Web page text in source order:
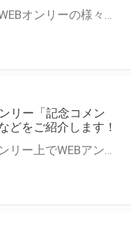
とらのあなでは、WEBオンリーの様々な支援を実施しています。 今回は2021年9月に実装を予定しているアップデート情報についてご紹介いたします。 とらのあなWEBオンリーサイトはこちら
リー「記念コメン
どをご紹介します！
とらのあなWEBオンリー上でWEBアンソロジーが作成できる「記念コメント」について、その使い方や作成手順を解説します！ 支援タイプを「サークル参加型」「サークル参加型・マルシェ(イベント会場)機能付き」でお申し込みいただいている主催者様はぜひご活用ください♪ とらのあなWEBオンリーサイトはこちら